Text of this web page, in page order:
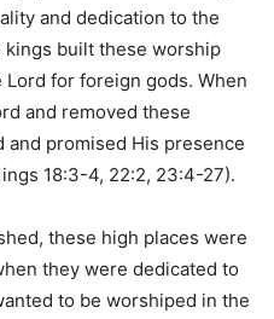
and dedication to the
kings built these worship
for foreign gods. When
and removed these
and promised His presence
18:3-4, 22:2, 23:4-27).
these high places were
they were dedicated to
to be worshiped in the